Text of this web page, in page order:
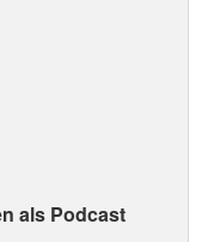
als Podcast